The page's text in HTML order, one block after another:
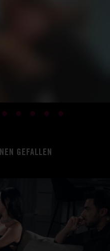
GEFALLEN